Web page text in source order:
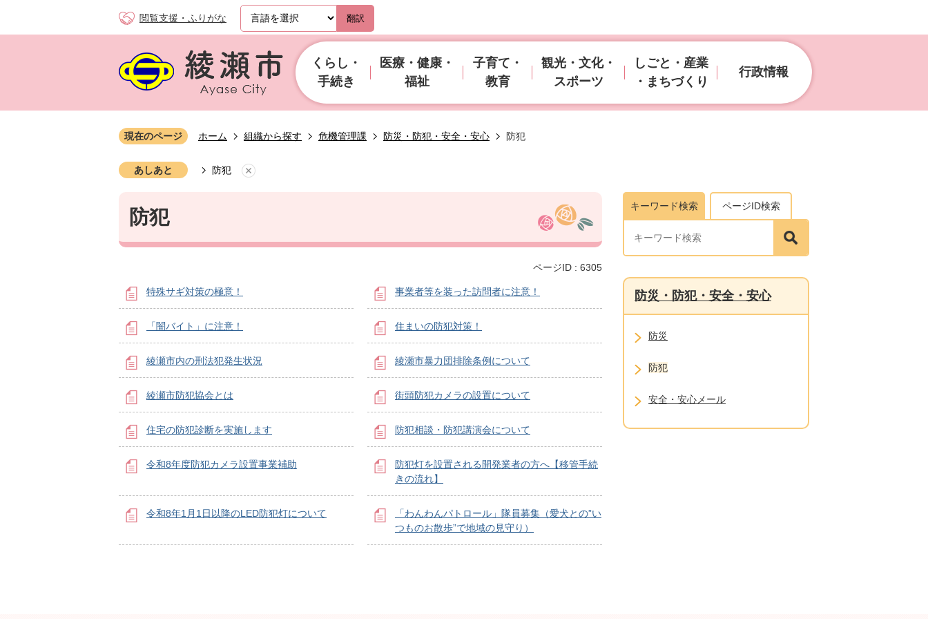
閲覧支援・ふりがな 翻訳
くらし・
手続き
医療・健康・
福祉
子育て・
教育
観光・文化・
スポーツ
しごと・産業
・まちづくり
行政情報
現在のページ ホーム 組織から探す 危機管理課 防災・防犯・安全・安心 防犯
あしあと 防犯
防犯
ページID : 6305
特殊サギ対策の極意！ 事業者等を装った訪問者に注意！
「闇バイト」に注意！ 住まいの防犯対策！
綾瀬市内の刑法犯発生状況 綾瀬市暴力団排除条例について
綾瀬市防犯協会とは 街頭防犯カメラの設置について
住宅の防犯診断を実施します 防犯相談・防犯講演会について
令和8年度防犯カメラ設置事業補助
防犯灯を設置される開発業者の方へ【移管手続
きの流れ】
令和8年1月1日以降のLED防犯灯について
「わんわんパトロール」隊員募集（愛犬との”い
つものお散歩”で地域の見守り）
キーワード検索 ページID検索
防災・防犯・安全・安心
防災
防犯
安全・安心メール